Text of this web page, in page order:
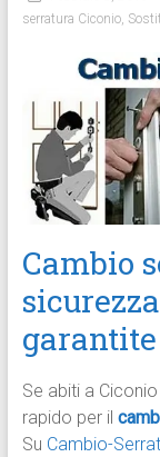
serratura Ciconio,
Cambio
garantite
Se abiti a
rapido per il
Su Cambio-